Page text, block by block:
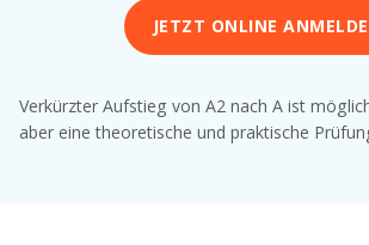
JETZT ONLINE
Verkürzter Aufstieg von A2 nach A ist
aber eine theoretische und praktische